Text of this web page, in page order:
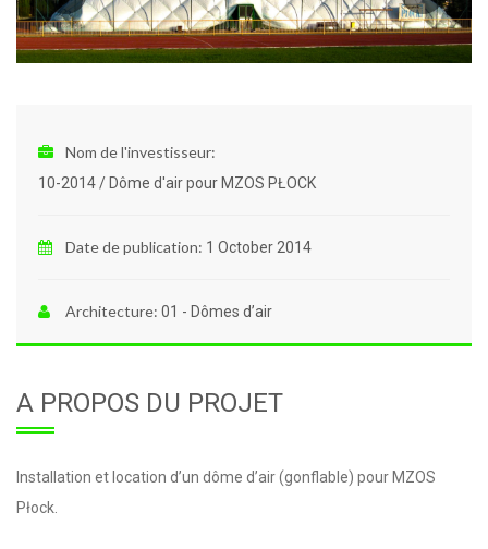
Nom de l'investisseur:
10-2014 / Dôme d'air pour MZOS PŁOCK
Date de publication: 1 October 2014
Architecture: 01 - Dômes d’air
A PROPOS DU PROJET
Installation et location d’un dôme d’air (gonflable) pour MZOS
Płock.